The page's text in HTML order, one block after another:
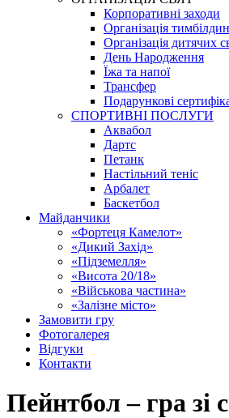
Корпоративні заходи
Організація
Організація дитячих
День Народження
Їжа та напої
Трансфер
Подарункові
СПОРТИВНІ ПОСЛУГИ
Аквабол
Дартс
Петанк
Настільний теніс
Арбалет
Баскетбол
Майданчики
«Фортеця Камелот»
«Дикий Захід»
«Підземелля»
«Висота 20/18»
«Військова частина»
«Залізне місто»
Замовити гру
Фотогалерея
Відгуки
Контакти
Пейнтбол – гра зі